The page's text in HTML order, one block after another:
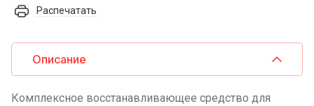
Распечатать
Описание
Комплексное восстанавливающее средство для